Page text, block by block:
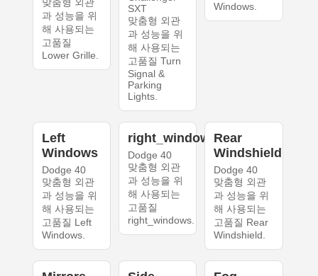
맞춤형 외관
과 성능을 위
해 사용되는
고품질
Lower Grille.
SXT
맞춤형 외관
과 성능을 위
해 사용되는
고품질 Turn
Signal &
Parking
Lights.
Windows.
Left
Windows
Dodge 40
맞춤형 외관
과 성능을 위
해 사용되는
고품질 Left
Windows.
right_windows
Dodge 40
맞춤형 외관
과 성능을 위
해 사용되는
고품질
right_windows.
Rear
Windshield
Dodge 40
맞춤형 외관
과 성능을 위
해 사용되는
고품질 Rear
Windshield.